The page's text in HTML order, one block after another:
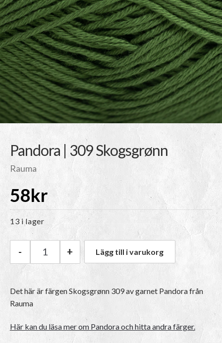
Pandora | 309 Skogsgrønn
Rauma
58kr
13 i lager
Rauma Pandora | 309 Skogsgrønn mängd
- + Lägg till i varukorg
Det här är färgenSkogsgrønn 309av garnet Pandorafrån
Rauma
Här kan du läsa mer om Pandora och hitta andra färger.